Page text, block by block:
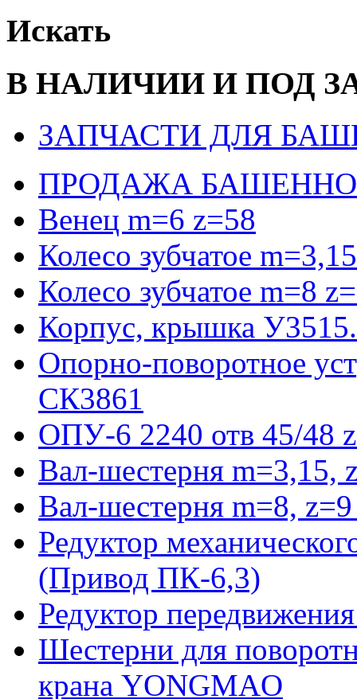
Искать
В НАЛИЧИИ И ПОД
ЗАПЧАСТИ ДЛЯ
ПРОДАЖА
Венец m=6 z=58
Колесо зубчатое
Колесо зубчатое m=8
Корпус, крышка
Опорно-поворотное
СК3861
ОПУ-6 2240 отв 45/48
Вал-шестерня m=3,15,
Вал-шестерня m=8,
Редуктор
(Привод ПК-6,3)
Редуктор
Шестерни для
крана YONGMAO